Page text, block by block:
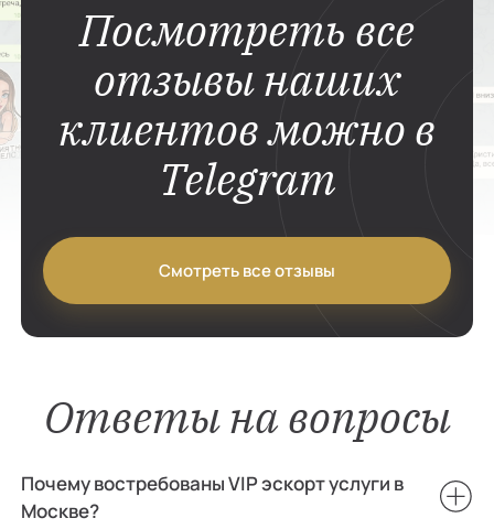
Посмотреть все
отзывы наших
клиентов можно в
Telegram
Смотреть все отзывы
Ответы на вопросы
Почему востребованы VIP эскорт услуги в
Москве?